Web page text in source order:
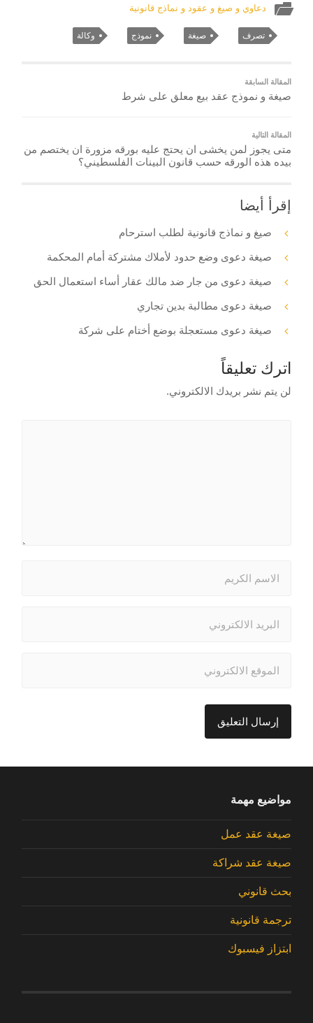
دعاوي و صيغ و عقود و نماذج قانونية
تصرف صيغة نموذج وكالة
المقالة السابقة
صيغة و نموذج عقد بيع معلق على شرط
المقالة التالية
متى يجوز لمن يخشى ان يحتج عليه بورقه مزورة ان يختصم من
بيده هذه الورقه حسب قانون البينات الفلسطيني؟
إقرأ أيضا
صيغ و نماذج قانونية لطلب استرحام
صيغة دعوى وضع حدود لأملاك مشتركة أمام المحكمة
صيغة دعوى من جار ضد مالك عقار أساء استعمال الحق
صيغة دعوى مطالبة بدين تجاري
صيغة دعوى مستعجلة بوضع أختام على شركة
اترك تعليقاً
لن يتم نشر بريدك الالكتروني.
مواضيع مهمة
صيغة عقد عمل
صيغة عقد شراكة
بحث قانوني
ترجمة قانونية
ابتزاز فيسبوك